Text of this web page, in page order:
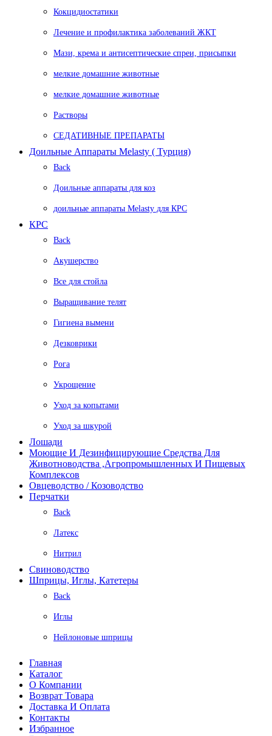
Кокцидиостатики
Лечение и профилактика заболеваний ЖКТ
Мази, крема и антисептические спреи, присыпки
мелкие домашние животные
мелкие домашние животные
Растворы
СЕДАТИВНЫЕ ПРЕПАРАТЫ
Доильные Аппараты Melasty ( Турция)
Back
Доильные аппараты для коз
доильные аппараты Melasty для КРС
КРС
Back
Акушерство
Все для стойла
Выращивание телят
Гигиена вымени
Дезковрики
Рога
Укрощение
Уход за копытами
Уход за шкурой
Лошади
Моющие И Дезинфицирующие Средства Для
Животноводства ,агропромышленных И Пищевых
Комплексов
Овцеводство / Козоводство
Перчатки
Back
Латекс
Нитрил
Свиноводство
Шприцы, Иглы, Катетеры
Back
Иглы
Нейлоновые шприцы
Главная
Каталог
О Компании
Возврат Товара
Доставка И Оплата
Контакты
Избранное